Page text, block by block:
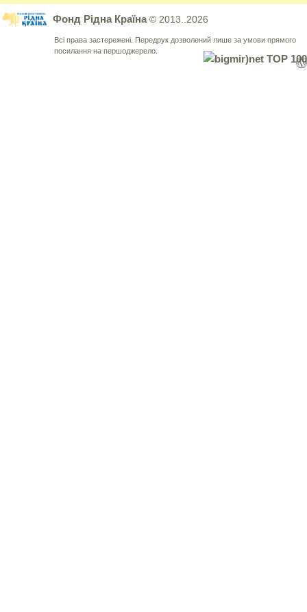
Фонд Рідна Країна© 2013..2026
Всі права застережені. Передрук дозволений лише за умови прямого
посилання на першоджерело.